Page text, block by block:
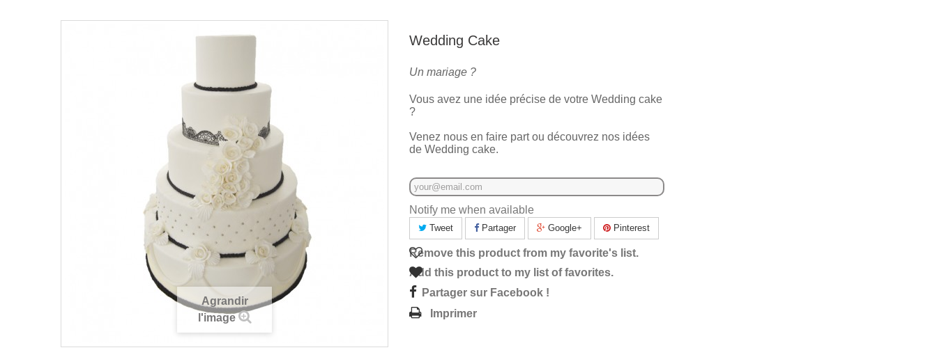
Agrandir
l'image
Wedding Cake
Un mariage ?
Vous avez une idée précise de votre Wedding cake
?
Venez nous en faire part ou découvrez nos idées
de Wedding cake.
Notify me when available
Tweet Partager Google+ Pinterest
Remove this product from my favorite's list.
Add this product to my list of favorites.
Partager sur Facebook !
Imprimer